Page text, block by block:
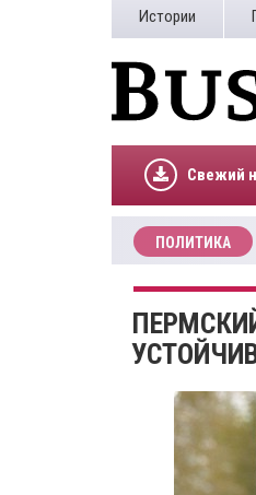
Истории
Свежий
ПОЛИТИКА